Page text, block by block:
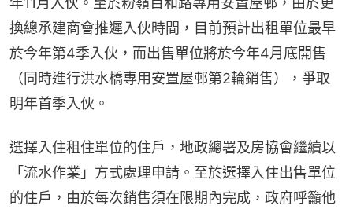
換總承建商會推遲入伙時間，目前預計出租單位最早
於今年第4季入伙，而出售單位將於今年4月底開售
（同時進行洪水橋專用安置屋邨第2輪銷售），爭取
明年首季入伙。
選擇入住租住單位的住戶，地政總署及房協會繼續以
「流水作業」方式處理申請。至於選擇入住出售單位
的住戶，由於每次銷售須在限期內完成，政府呼籲他